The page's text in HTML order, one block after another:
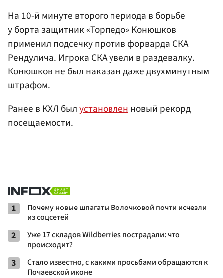
На 10‑й минуте второго периода в борьбе
у борта защитник «Торпедо» Конюшков
применил подсечку против форварда СКА
Рендулича. Игрока СКА увели в раздевалку.
Конюшков не был наказан даже двухминутным
штрафом.
Ранее в КХЛ былустановленновый рекорд
посещаемости.
1
Почему новые шпагаты Волочковой почти исчезли
из соцсетей
2
Уже 17 складов Wildberries пострадали: что
происходит?
3
Стало известно, с какими просьбами обращаются к
Почаевской иконе